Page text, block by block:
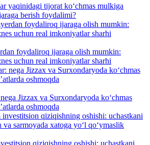
yaqinidagi tijorat ko‘chmas mulkiga
berish foydalimi?
foydaliroq ijaraga olish mumkin:
uchun real imkoniyatlar sharhi
Jizzax va Surxondaryoda ko‘chmas
oshmoqda
qiziqishning oshishi: uchastkani